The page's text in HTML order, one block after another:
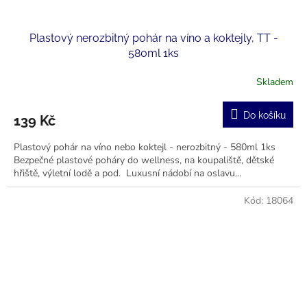
Plastový nerozbitný pohár na víno a koktejly, TT -
580ml 1ks
je
z
5
hvězdiček.
Skladem
139 Kč Do košíku
Plastový pohár na víno nebo koktejl - nerozbitný - 580ml 1ks
Bezpečné plastové poháry do wellness, na koupaliště, dětské
hřiště, výletní lodě a pod. Luxusní nádobí na oslavu...
Kód: 18064